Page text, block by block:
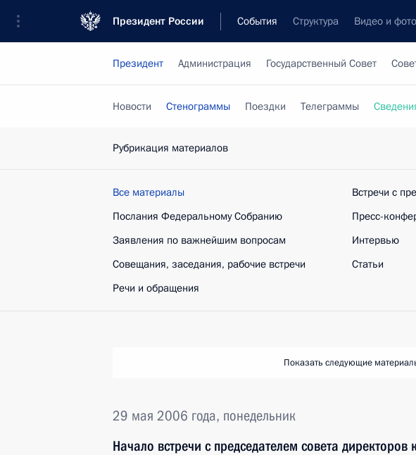
Президент России События Структура Видео и фото
Президент Администрация Государственный Совет
Новости Стенограммы Поездки Телеграммы
Рубрикация материалов
Все материалы
Послания Федеральному Собранию
Заявления по важнейшим вопросам
Совещания, заседания, рабочие встречи
Речи и обращения
Встречи с
Пресс-
Интервью
Статьи
Показать следующие
29 мая 2006 года, понедельник
Начало встречи с председателем совета директоров